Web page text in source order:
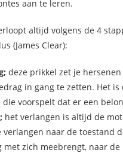
aan te leren.
altijd volgens de 4
(James Clear):
deze prikkel zet je hersenen
in gang te zetten. Het is
voorspelt dat er een
het verlangen is altijd de
verlangen naar de toestand
met zich meebrengt, naar de